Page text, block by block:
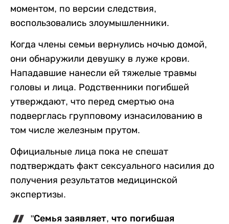
моментом, по версии следствия,
воспользовались злоумышленники.
Когда члены семьи вернулись ночью домой,
они обнаружили девушку в луже крови.
Нападавшие нанесли ей тяжелые травмы
головы и лица. Родственники погибшей
утверждают, что перед смертью она
подверглась групповому изнасилованию в
том числе железным прутом.
Официальные лица пока не спешат
подтверждать факт сексуального насилия до
получения результатов медицинской
экспертизы.
"Семья заявляет, что погибшая